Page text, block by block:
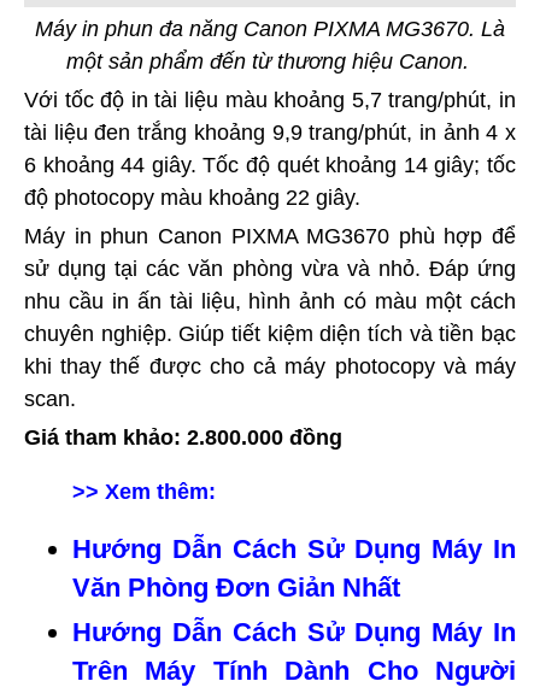
Máy in phun đa năng Canon PIXMA MG3670. Là
một sản phẩm đến từ thương hiệu Canon.
Với tốc độ in tài liệu màu khoảng 5,7 trang/phút, in
tài liệu đen trắng khoảng 9,9 trang/phút, in ảnh 4 x
6 khoảng 44 giây. Tốc độ quét khoảng 14 giây; tốc
độ photocopy màu khoảng 22 giây.
Máy in phun Canon PIXMA MG3670 phù hợp để
sử dụng tại các văn phòng vừa và nhỏ. Đáp ứng
nhu cầu in ấn tài liệu, hình ảnh có màu một cách
chuyên nghiệp. Giúp tiết kiệm diện tích và tiền bạc
khi thay thế được cho cả máy photocopy và máy
scan.
Giá tham khảo: 2.800.000 đồng
>> Xem thêm:
Hướng Dẫn Cách Sử Dụng Máy In
Văn Phòng Đơn Giản Nhất
Hướng Dẫn Cách Sử Dụng Máy In
Trên Máy Tính Dành Cho Người